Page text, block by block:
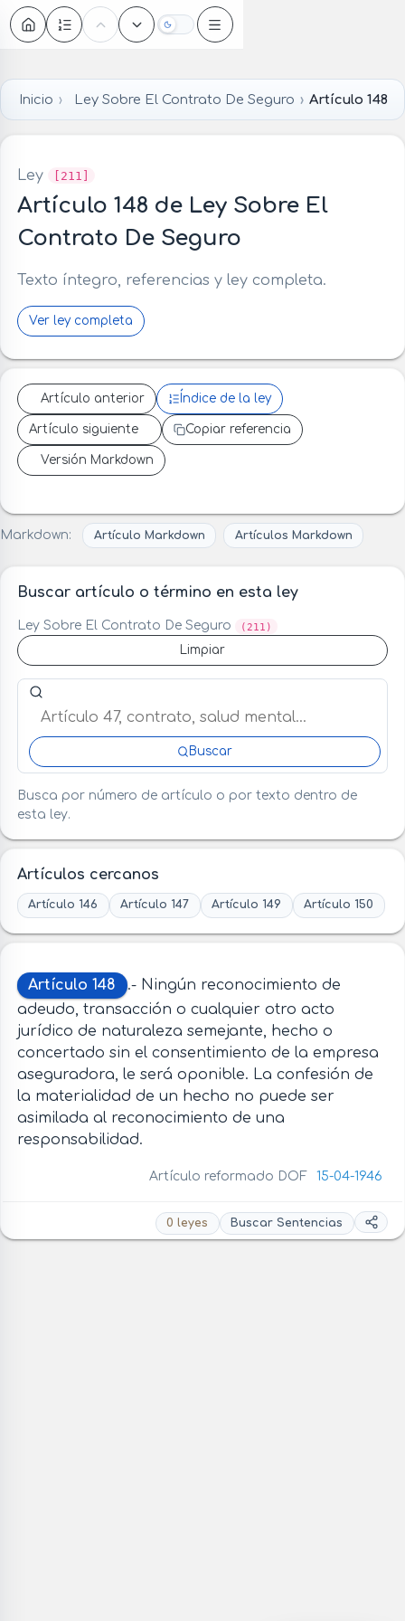
Oscuro
Inicio Ley Sobre El Contrato De Seguro Artículo 148
Ley [211]
Artículo 148 de Ley Sobre El
Contrato De Seguro
Texto íntegro, referencias y ley completa.
Ver ley completa
Artículo anterior Índice de la ley
Artículo siguiente Copiar referencia
Versión Markdown
Markdown: Artículo Markdown Artículos Markdown
Buscar artículo o término en esta ley
Ley Sobre El Contrato De Seguro (211)
Limpiar
Buscar artículo o término en esta ley
Buscar
Busca por número de artículo o por texto dentro de
esta ley.
Artículos cercanos
Artículo 146 Artículo 147 Artículo 149 Artículo 150
Artículo 148
.- Ningún reconocimiento de
adeudo, transacción o cualquier otro acto
jurídico de naturaleza semejante, hecho o
concertado sin el consentimiento de la empresa
aseguradora, le será oponible. La confesión de
la materialidad de un hecho no puede ser
asimilada al reconocimiento de una
responsabilidad.
Artículo reformado DOF 15-04-1946
0 leyes Buscar Sentencias